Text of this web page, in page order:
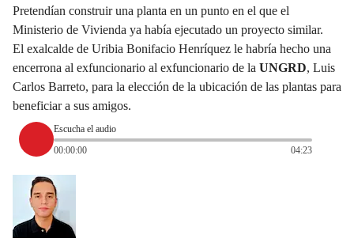
Pretendían construir una planta en un punto en el que el
Ministerio de Vivienda ya había ejecutado un proyecto similar.
El exalcalde de Uribia Bonifacio Henríquez le habría hecho una
encerrona al exfuncionario al exfuncionario de la UNGRD, Luis
Carlos Barreto, para la elección de la ubicación de las plantas para
beneficiar a sus amigos.
Escucha el audio
00:00:00
04:23